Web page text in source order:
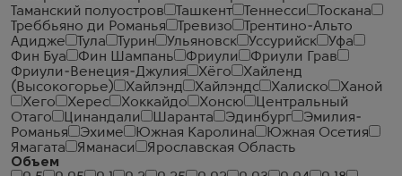
Таманский полуостров
Ташкент Теннесси
Тоскана
Треббьяно ди Романья
Тревизо
Трентино-Альто
Адидже
Тула Турин Ульяновск Уссурийск
Уфа
Фин Буа
Фин Шампань Фриули
Фриули Грав
Фриули-Венеция-Джулия
Хёго
Хайленд
(Высокогорье)
Хайлэнд Хайлэндс Халиско
Ханой
Хего
Херес Хоккайдо Хонсю
Центральный
Отаго
Цинандали Шаранта Эдинбург
Эмилия-
Романья
Эхиме Южная Каролина
Южная Осетия
Ямагата
Яманаси
Ярославская Область
Объем